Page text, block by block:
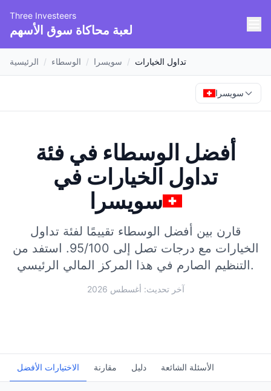
Three Investeers
لعبة محاكاة سوق الأسهم
الرئيسية / الوسطاء / سويسرا / تداول الخيارات
سويسرا
أفضل الوسطاء في فئة
تداول الخيارات في
سويسرا
قارن بين أفضل الوسطاء تقييمًا لفئة تداول
الخيارات مع درجات تصل إلى 95/100.
استفد من
التنظيم الصارم في هذا المركز المالي الرئيسي.
آخر تحديث: أغسطس 2026
الاختيارات الأفضل مقارنة دليل الأسئلة الشائعة